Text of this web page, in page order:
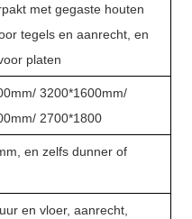
met gegaste houten
tegels en aanrecht, en
platen
3200*1600mm/
2700*1800
en zelfs dunner of
en vloer, aanrecht,